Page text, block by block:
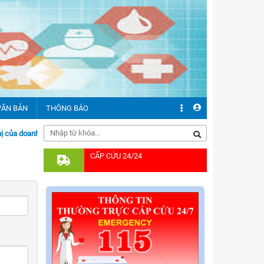
BẢN
bản pháp quy
THÔNG BÁO
nghiệp tại đây
CẤP CỨU 24/24